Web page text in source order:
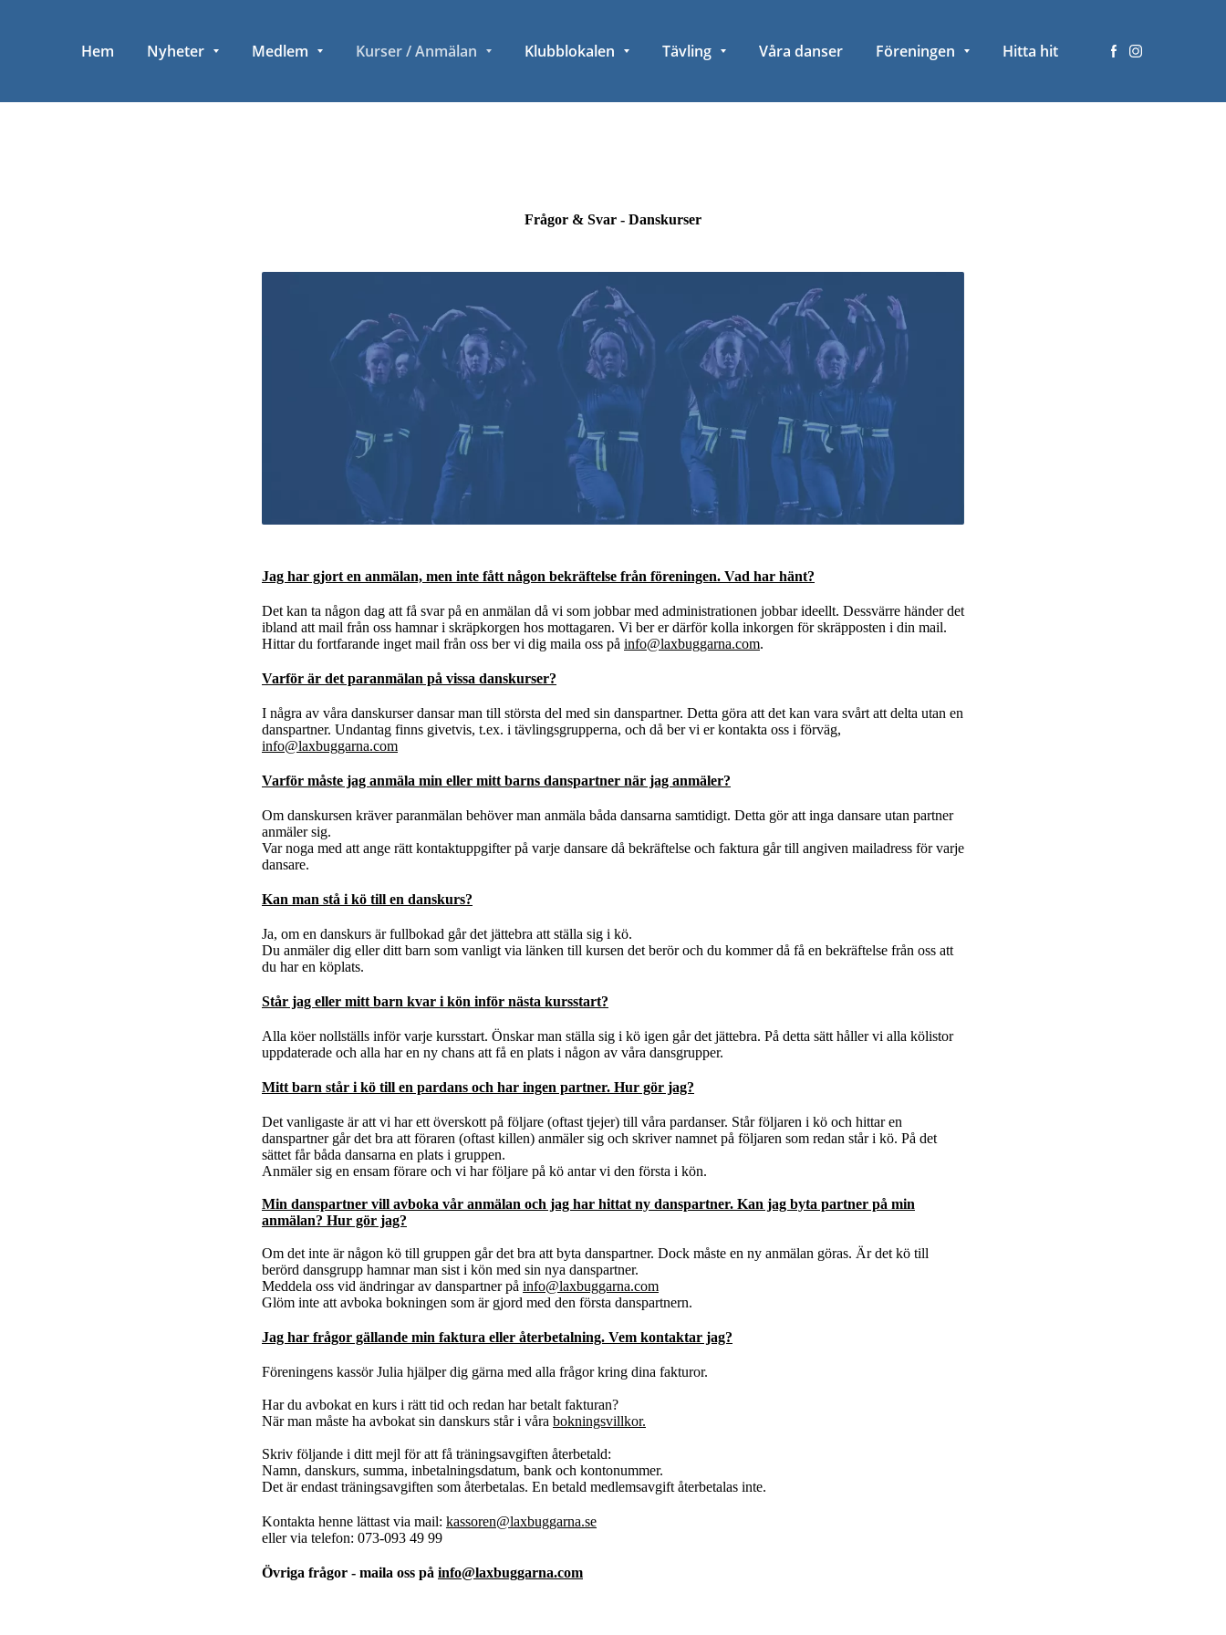
Hem Nyheter Medlem Kurser / Anmälan Klubblokalen Tävling Våra danser Föreningen Hitta hit
Frågor & Svar - Danskurser
Jag har gjort en anmälan, men inte fått någon bekräftelse från föreningen. Vad har hänt?
Det kan ta någon dag att få svar på en anmälan då vi som jobbar med administrationen jobbar ideellt. Dessvärre händer det
ibland att mail från oss hamnar i skräpkorgen hos mottagaren. Vi ber er därför kolla inkorgen för skräpposten i din mail.
Hittar du fortfarande inget mail från oss ber vi dig maila oss på info@laxbuggarna.com.
Varför är det paranmälan på vissa danskurser?
I några av våra danskurser dansar man till största del med sin danspartner. Detta göra att det kan vara svårt att delta utan en
danspartner. Undantag finns givetvis, t.ex. i tävlingsgrupperna, och då ber vi er kontakta oss i förväg,
info@laxbuggarna.com
Varför måste jag anmäla min eller mitt barns danspartner när jag anmäler?
Om danskursen kräver paranmälan behöver man anmäla båda dansarna samtidigt. Detta gör att inga dansare utan partner
anmäler sig.
Var noga med att ange rätt kontaktuppgifter på varje dansare då bekräftelse och faktura går till angiven mailadress för varje
dansare.
Kan man stå i kö till en danskurs?
Ja, om en danskurs är fullbokad går det jättebra att ställa sig i kö.
Du anmäler dig eller ditt barn som vanligt via länken till kursen det berör och du kommer då få en bekräftelse från oss att
du har en köplats.
Står jag eller mitt barn kvar i kön inför nästa kursstart?
Alla köer nollställs inför varje kursstart. Önskar man ställa sig i kö igen går det jättebra. På detta sätt håller vi alla kölistor
uppdaterade och alla har en ny chans att få en plats i någon av våra dansgrupper.
Mitt barn står i kö till en pardans och har ingen partner. Hur gör jag?
Det vanligaste är att vi har ett överskott på följare (oftast tjejer) till våra pardanser. Står följaren i kö och hittar en
danspartner går det bra att föraren (oftast killen) anmäler sig och skriver namnet på följaren som redan står i kö. På det
sättet får båda dansarna en plats i gruppen.
Anmäler sig en ensam förare och vi har följare på kö antar vi den första i kön.
Min danspartner vill avboka vår anmälan och jag har hittat ny danspartner. Kan jag byta partner på min
anmälan? Hur gör jag?
Om det inte är någon kö till gruppen går det bra att byta danspartner. Dock måste en ny anmälan göras. Är det kö till
berörd dansgrupp hamnar man sist i kön med sin nya danspartner.
Meddela oss vid ändringar av danspartner på info@laxbuggarna.com
Glöm inte att avboka bokningen som är gjord med den första danspartnern.
Jag har frågor gällande min faktura eller återbetalning. Vem kontaktar jag?
Föreningens kassör Julia hjälper dig gärna med alla frågor kring dina fakturor.
Har du avbokat en kurs i rätt tid och redan har betalt fakturan?
När man måste ha avbokat sin danskurs står i våra bokningsvillkor.
Skriv följande i ditt mejl för att få träningsavgiften återbetald:
Namn, danskurs, summa, inbetalningsdatum, bank och kontonummer.
Det är endast träningsavgiften som återbetalas. En betald medlemsavgift återbetalas inte.
Kontakta henne lättast via mail: kassoren@laxbuggarna.se
eller via telefon: 073-093 49 99
Övriga frågor - maila oss på info@laxbuggarna.com